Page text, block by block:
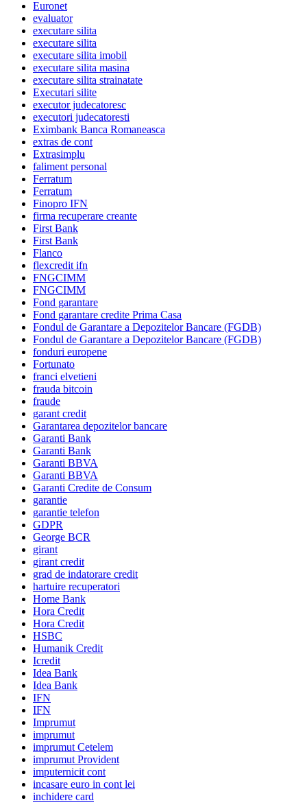
Euronet
evaluator
executare silita
executare silita
executare silita imobil
executare silita masina
executare silita strainatate
Executari silite
executor judecatoresc
executori judecatoresti
Eximbank Banca Romaneasca
extras de cont
Extrasimplu
faliment personal
Ferratum
Ferratum
Finopro IFN
firma recuperare creante
First Bank
First Bank
Flanco
flexcredit ifn
FNGCIMM
FNGCIMM
Fond garantare
Fond garantare credite Prima Casa
Fondul de Garantare a Depozitelor Bancare (FGDB)
Fondul de Garantare a Depozitelor Bancare (FGDB)
fonduri europene
Fortunato
franci elvetieni
frauda bitcoin
fraude
garant credit
Garantarea depozitelor bancare
Garanti Bank
Garanti Bank
Garanti BBVA
Garanti BBVA
Garanti Credite de Consum
garantie
garantie telefon
GDPR
George BCR
girant
girant credit
grad de indatorare credit
hartuire recuperatori
Home Bank
Hora Credit
Hora Credit
HSBC
Humanik Credit
Icredit
Idea Bank
Idea Bank
IFN
IFN
Imprumut
imprumut
imprumut Cetelem
imprumut Provident
imputernicit cont
incasare euro in cont lei
inchidere card